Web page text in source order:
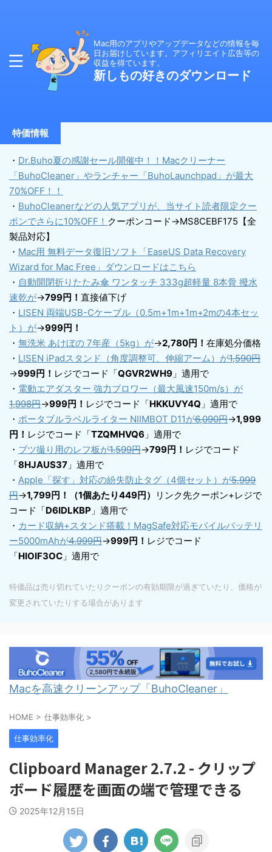
Mac用のアプリやアップデータなどの情報を毎
日お届けしています。アフィリエイト広告等の
収益を得ています。
新しもの好きのダウンロード
特価情報
・ Dr.Buho夏の感謝セール開催中！！Macクリーナー
「BuhoCleaner」やランチャー「BuhoLaunchpad」が最大
70%OFF！！
・ BuhoCleanerなどの人気アプリが、当サイト読者限定クー
ポンでさらに10%OFF！ クーポンコード→MS8CEBF175【全
製品対応】
・ Mac用 無料データ復旧ソフト「EaseUS Data Recovery
Wizard for Mac Free」ダウンロードはこちら
・ 自動開閉折りたたみ傘 ワンタッチ 333g超軽量 8本骨 撥水
速乾が→799円！ 直接値下げ
・ LISEN 両端USB-Cケーブル（0.5m+1m+1m+2mの4本セッ
ト）が→999円！
・ 無洗米 あけぼの 7年産（5kg）が→2,780円！ 在庫処分価格
・ LISEN iPadスタンド（角度調整可、伸縮アーム）が1,590円
→999円！ レジでコード「QGVR2WH9 」適用で
・ 電動エアダスター 強力ブロワー（最大風速150m/s）が
1,998円→999円！ レジでコード「HKKUVY4Q 」適用で
・ ポータブルラベルライター NIIMBOT D11が6,090円→1,999
円！ レジでコード「TZQMHVQ6 」適用で
・ ブツ撮り用のレフ板が1,599円→799円！ レジでコード
「8HJAUS37 」適用で
・ Apple「探す」対応の紛失防止タグ（4個セット）が5,999
円→1,799円！（1個あたり449円）
リンク先クーポン+レジで
コード「D6IDLKBP 」適用で
・ カード収納+スタンド搭載！MagSafe対応モバイルバッテリ
ー5000mAhが4,999円→999円！ レジでコード
「HIOIF3OC 」適用で
特価品は売り切れていたりクーポンの有効期限が過ぎていたり、価格が
変更されていたりする場合があります
Macを高速クリーンアップ「BuhoCleaner」
HOME > 仕事効率化 >
仕事効率化
Clipboard Manager 2.7.2 - クリップ
ボード履歴を画面の端で管理できる
2025年12月15日